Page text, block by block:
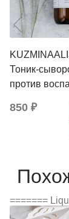
Тоник-
против
850 ₽
=======